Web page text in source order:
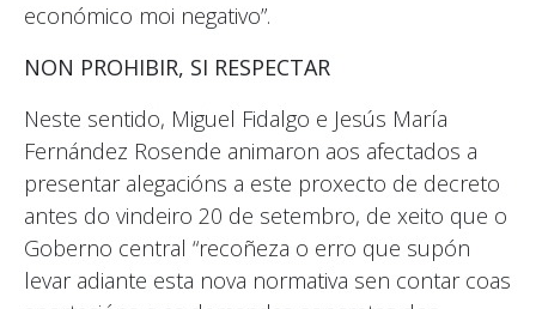
económico moi negativo”.
NON PROHIBIR, SI RESPECTAR
Neste sentido, Miguel Fidalgo e Jesús María
Fernández Rosende animaron aos afectados a
presentar alegacións a este proxecto de decreto
antes do vindeiro 20 de setembro, de xeito que o
Goberno central “recoñeza o erro que supón
levar adiante esta nova normativa sen contar coas